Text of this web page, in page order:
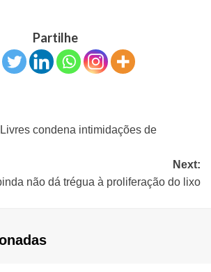
Partilhe
condena intimidações de
Next:
não dá trégua à proliferação do lixo